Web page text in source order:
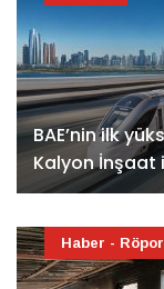
BAE’nin ilk
Kalyon İnşaat
Haber -